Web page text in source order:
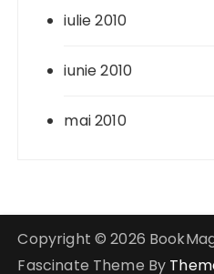
iulie 2010
iunie 2010
mai 2010
Copyright © 2026
Fascinate Theme By